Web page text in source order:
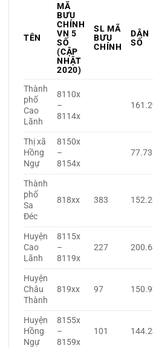
TÊN
MÃ
BƯU
CHÍNH
VN 5
SỐ
(CẬP
NHẬT
2020)
SL MÃ
BƯU
CHÍNH
DÂN
SỐ
Thành
phố
Cao
Lãnh
8110x
–
8114x
Thị xã
Hồng
Ngự
8150x
–
8154x
Thành
phố
Sa
Đéc
818xx 383
Huyện
Cao
Lãnh
8115x
–
8119x
227
Huyện
Châu
Thành
819xx 97
Huyện
Hồng
Ngự
8155x
–
8159x
101